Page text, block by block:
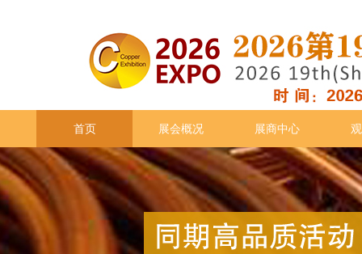
首页 展会概况 展商中心